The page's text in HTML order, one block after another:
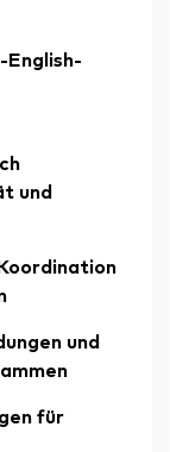
und
und
für